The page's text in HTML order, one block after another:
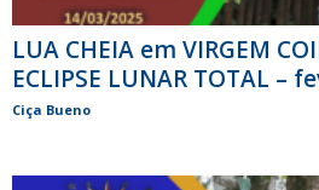
LUA CHEIA em VIRGEM
ECLIPSE LUNAR TOTAL –
Ciça Bueno